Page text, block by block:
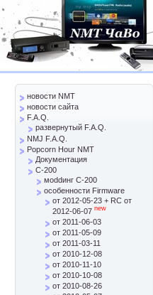
новости NMT
новости сайта
F.A.Q.
развернутый F.A.Q.
NMJ F.A.Q.
Popcorn Hour NMT
Документация
C-200
моddинг C-200
особенности Firmware
от 2012-05-23 + RC от
2012-06-07 new
от 2011-06-03
от 2011-05-09
от 2011-03-11
от 2010-12-08
от 2010-11-10
от 2010-10-08
от 2010-08-26